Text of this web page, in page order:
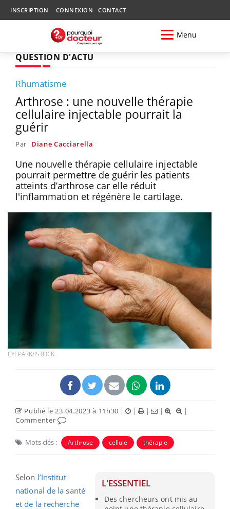
INSCRIPTION CONNEXION CONTACT
Menu
QUESTION D'ACTU
Rhumatisme
Arthrose : une nouvelle thérapie
cellulaire injectable pourrait la
guérir
Par Diane Cacciarella
Une nouvelle thérapie cellulaire injectable
pourrait permettre de guérir les patients
atteints d’arthrose car elle réduit
l'inflammation et régénère le cartilage.
EYEPARK/ISTOCK
Publié le 23.04.2023 à 11h30 | | | |
|
Commenter
Mots clés : Arthrose cellule thérapie
L'ESSENTIEL
Des chercheurs ont mis au
Selon l’Institut
national de la santé
et de la recherche